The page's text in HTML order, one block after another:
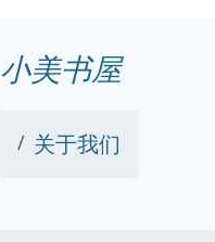
小美书屋
关于我们